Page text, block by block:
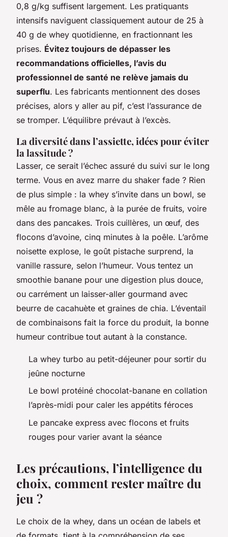
0,8 g/kg suffisent largement. Les pratiquants
intensifs naviguent classiquement autour de 25 à
40 g de whey quotidienne, en fractionnant les
prises. Évitez toujours de dépasser les
recommandations officielles, l’avis du
professionnel de santé ne relève jamais du
superflu. Les fabricants mentionnent des doses
précises, alors y aller au pif, c’est l’assurance de
se tromper. L’équilibre prévaut à l’excès.
La diversité dans l’assiette, idées pour éviter
la lassitude ?
Lasser, ce serait l’échec assuré du suivi sur le long
terme. Vous en avez marre du shaker fade ? Rien
de plus simple : la whey s’invite dans un bowl, se
mêle au fromage blanc, à la purée de fruits, voire
dans des pancakes. Trois cuillères, un œuf, des
flocons d’avoine, cinq minutes à la poêle. L’arôme
noisette explose, le goût pistache surprend, la
vanille rassure, selon l’humeur. Vous tentez un
smoothie banane pour une digestion plus douce,
ou carrément un laisser-aller gourmand avec
beurre de cacahuète et graines de chia. L’éventail
de combinaisons fait la force du produit, la bonne
humeur contribue tout autant à la constance.
La whey turbo au petit-déjeuner pour sortir du
jeûne nocturne
Le bowl protéiné chocolat-banane en collation
l’après-midi pour caler les appétits féroces
Le pancake express avec flocons et fruits
rouges pour varier avant la séance
Les précautions, l’intelligence du
choix, comment rester maître du
jeu ?
Le choix de la whey, dans un océan de labels et